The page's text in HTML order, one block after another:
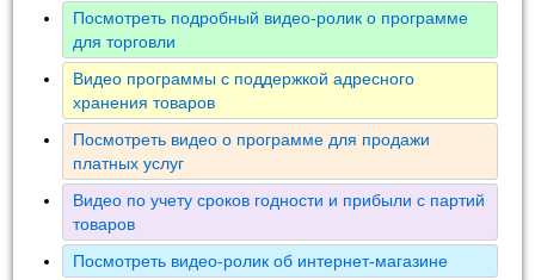
Посмотреть подробный видео-ролик о программе
для торговли
Видео программы с поддержкой адресного
хранения товаров
Посмотреть видео о программе для продажи
платных услуг
Видео по учету сроков годности и прибыли с партий
товаров
Посмотреть видео-ролик об интернет-магазине